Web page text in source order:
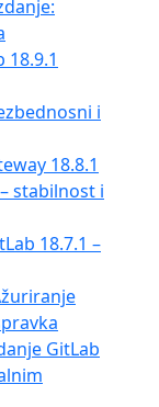
18.9.1
i
18.8.1
stabilnost i
18.7.1 –
GitLab